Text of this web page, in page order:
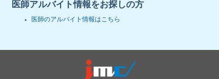
医師アルバイト情報をお探しの方
医師のアルバイト情報はこちら